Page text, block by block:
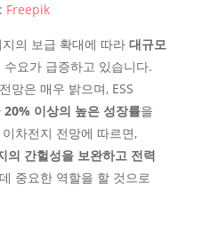
Freepik
의 보급 확대에 따라 대규모
수요가 급증하고 있습니다.
망은 매우 밝으며, ESS
이상의 높은 성장률을
차전지 전망에 따르면,
의 간헐성을 보완하고 전력
중요한 역할을 할 것으로